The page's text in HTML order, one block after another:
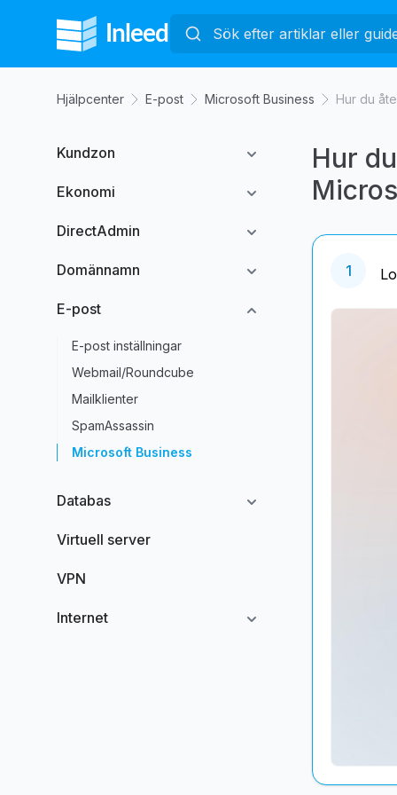
Hjälpcenter E-post Microsoft Business Hur du
Kundzon
Ekonomi
DirectAdmin
Domännamn
E-post
E-post inställningar
Webmail/Roundcube
Mailklienter
SpamAssassin
Microsoft Business
Databas
Virtuell server
VPN
Internet
Hur
1